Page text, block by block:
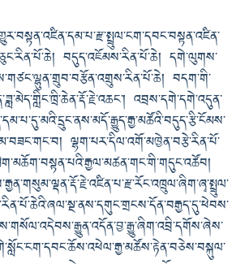
བདུད་འཇོམས་རིན་པོ་ཆེ། དགེ་ལུགས་
བདག་གི་
འབྲས་དགེ་དགེ་འདུན་
ལྷག་པར་དིལ་འགོ་མཁྱེན་བརྩེ་རིན་པོ་